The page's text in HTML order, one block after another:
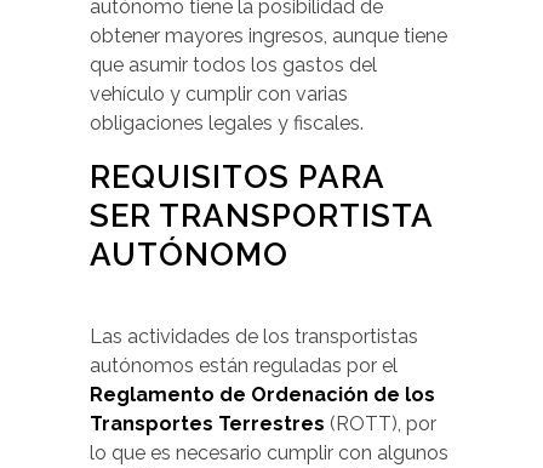
autónomo tiene la posibilidad de
obtener mayores ingresos, aunque tiene
que asumir todos los gastos del
vehículo y cumplir con varias
obligaciones legales y fiscales.
REQUISITOS PARA
SER TRANSPORTISTA
AUTÓNOMO
Las actividades de los transportistas
autónomos están reguladas por el
Reglamento de Ordenación de los
Transportes Terrestres (ROTT), por
lo que es necesario cumplir con algunos